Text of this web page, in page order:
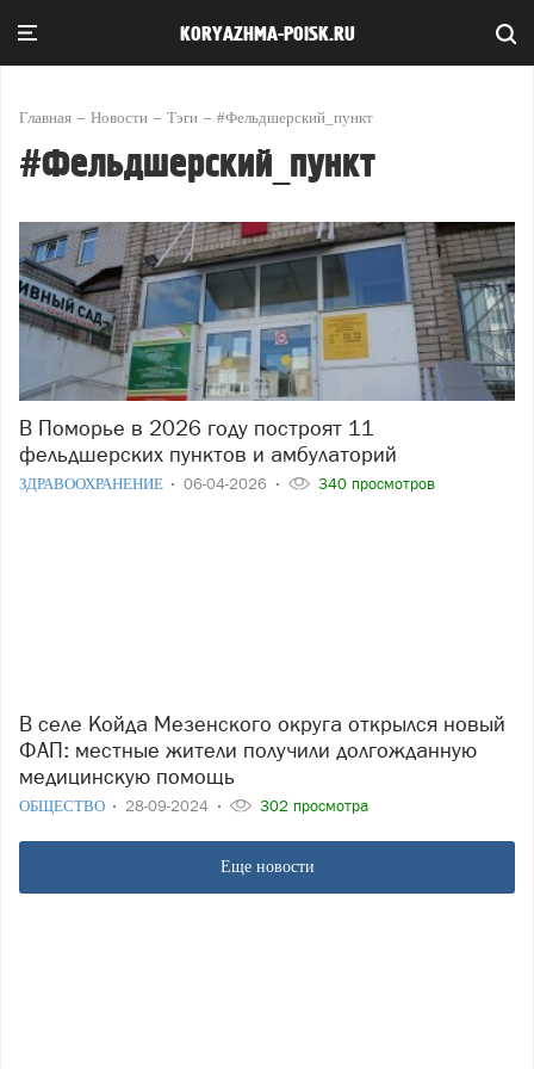
KORYAZHMA-POISK.RU
Главная Новости Тэги #Фельдшерский_пункт
#Фельдшерский_пункт
В Поморье в 2026 году построят 11
фельдшерских пунктов и амбулаторий
ЗДРАВООХРАНЕНИЕ 06-04-2026 340 просмотров
В селе Койда Мезенского округа открылся новый
ФАП: местные жители получили долгожданную
медицинскую помощь
ОБЩЕСТВО 28-09-2024 302 просмотра
Еще новости